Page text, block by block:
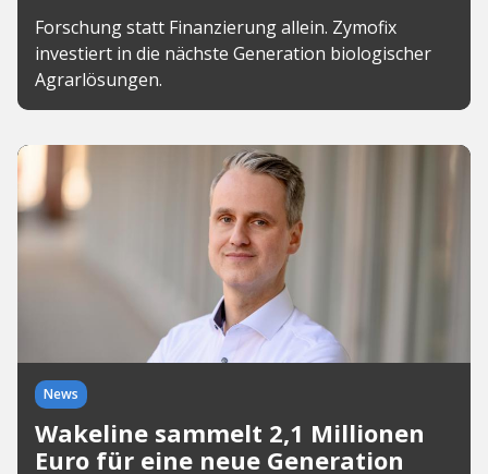
Forschung statt Finanzierung allein. Zymofix
investiert in die nächste Generation biologischer
Agrarlösungen.
News
Wakeline sammelt 2,1 Millionen
Euro für eine neue Generation